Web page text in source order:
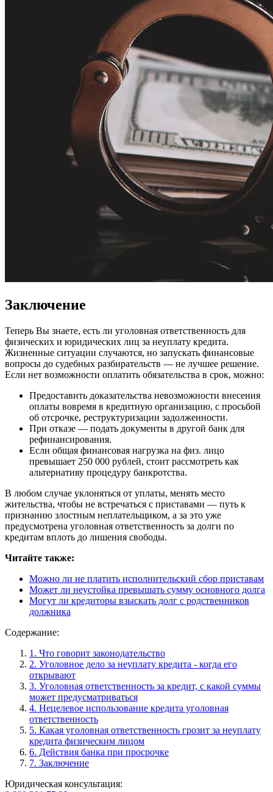
Заключение
Теперь Вы знаете, есть ли уголовная ответственность для
физических и юридических лиц за неуплату кредита.
Жизненные ситуации случаются, но запускать финансовые
вопросы до судебных разбирательств — не лучшее решение.
Если нет возможности оплатить обязательства в срок, можно:
Предоставить доказательства невозможности внесения
оплаты вовремя в кредитную организацию, с просьбой
об отсрочке, реструктуризации задолженности.
При отказе — подать документы в другой банк для
рефинансирования.
Если общая финансовая нагрузка на физ. лицо
превышает 250 000 рублей, стоит рассмотреть как
альтернативу процедуру банкротства.
В любом случае уклоняться от уплаты, менять место
жительства, чтобы не встречаться с приставами — путь к
признанию злостным неплательщиком, а за это уже
предусмотрена уголовная ответственность за долги по
кредитам вплоть до лишения свободы.
Читайте также:
Можно ли не платить исполнительский сбор приставам
Может ли неустойка превышать сумму основного долга
Могут ли кредиторы взыскать долг с родственников
должника
Содержание:
1. Что говорит законодательство
2. Уголовное дело за неуплату кредита - когда его
открывают
3. Уголовная ответственность за кредит, с какой суммы
может предусматриваться
4. Нецелевое использование кредита уголовная
ответственность
5. Какая уголовная ответственность грозит за неуплату
кредита физическим лицом
6. Действия банка при просрочке
7. Заключение
Юридическая консультация: